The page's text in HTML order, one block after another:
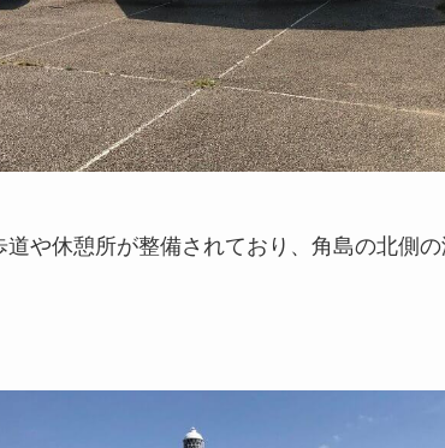
道や休憩所が整備されており、角島の北側の